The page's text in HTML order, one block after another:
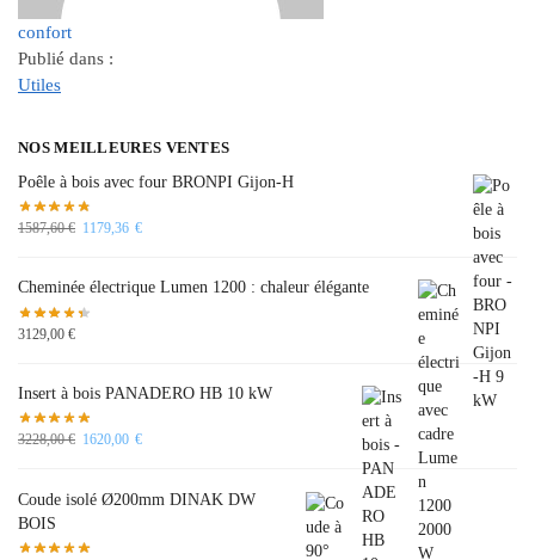
confort
Publié dans :
Utiles
NOS MEILLEURES VENTES
Poêle à bois avec four BRONPI Gijon-H
1587,60€ 1179,36 €
Cheminée électrique Lumen 1200 : chaleur élégante
3129,00 €
Insert à bois PANADERO HB 10 kW
3228,00€ 1620,00 €
Coude isolé Ø200mm DINAK DW
BOIS